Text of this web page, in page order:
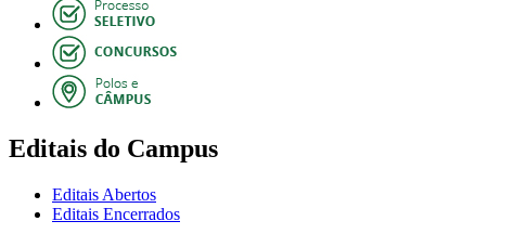
Editais do Campus
Editais Abertos
Editais Encerrados